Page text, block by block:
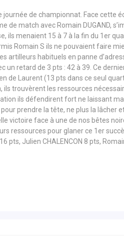
de championnat. Face cette
de match avec Romain DUGAND,
ils menaient 15 à 7 à la fin du 1er
Romain S ils ne pouvaient faire
artilleurs habituels en panne
un retard de 3 pts : 42 à 39. Ce
de Laurent (13 pts dans ce seul
ils trouvèrent les ressources
ils défendirent fort ne laissant
prendre la tête, ne plus la lâcher
victoire face à une de nos bêtes
ressources pour glaner ce 1er
pts, Julien CHALENCON 8 pts,